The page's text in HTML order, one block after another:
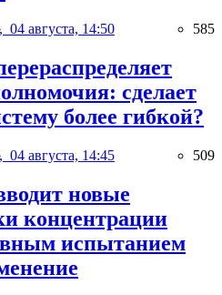
04 августа, 14:50 585
сделает
более гибкой?
04 августа, 14:45 509
новые
концентрации
испытанием